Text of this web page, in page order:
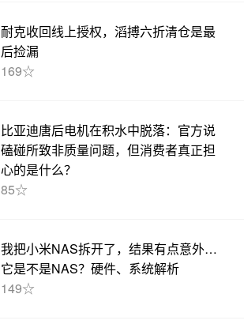
耐克收回线上授权，滔搏六折清仓是最
后捡漏
169☆
比亚迪唐后电机在积水中脱落：官方说
磕碰所致非质量问题，但消费者真正担
心的是什么？
85☆
我把小米NAS拆开了，结果有点意外…
它是不是NAS？硬件、系统解析
149☆